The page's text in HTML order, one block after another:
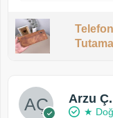
Arzu Ç.
★